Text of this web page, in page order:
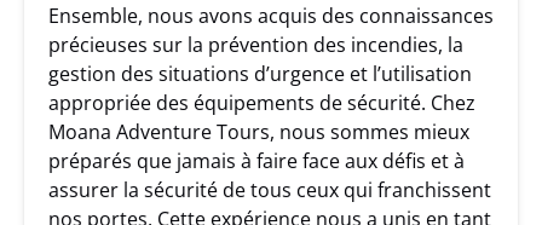
Ensemble, nous avons acquis des connaissances
précieuses sur la prévention des incendies, la
gestion des situations d’urgence et l’utilisation
appropriée des équipements de sécurité. Chez
Moana Adventure Tours, nous sommes mieux
préparés que jamais à faire face aux défis et à
assurer la sécurité de tous ceux qui franchissent
nos portes. Cette expérience nous a unis en tant